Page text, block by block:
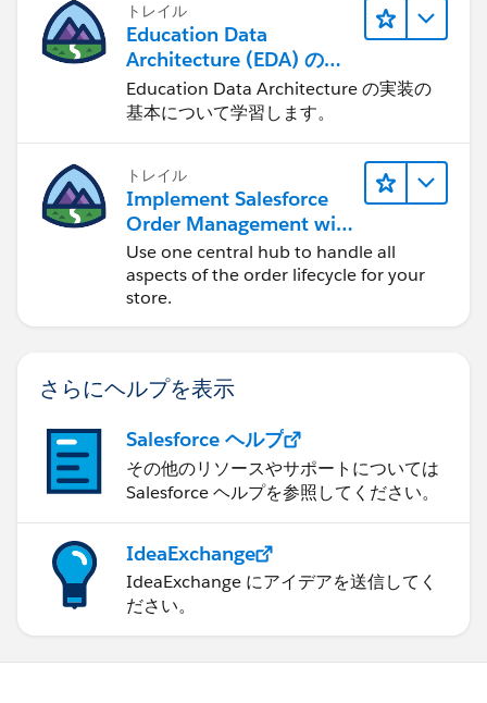
トレイル
Education Data
Architecture (EDA) の管
理
Education Data Architecture の実装の
基本について学習します。
トレイル
Implement Salesforce
Order Management with
a B2B, B2C, or B2B2C
Commerce Store
Use one central hub to handle all
aspects of the order lifecycle for your
store.
さらにヘルプを表示
Salesforce ヘルプ
その他のリソースやサポートについては
Salesforce ヘルプを参照してください。
IdeaExchange
IdeaExchange にアイデアを送信してく
ださい。